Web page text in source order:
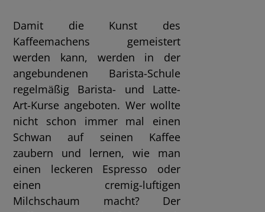
Damit die Kunst des
Kaffeemachens gemeistert
werden kann, werden in der
angebundenen Barista-Schule
regelmäßig Barista- und Latte-
Art-Kurse angeboten. Wer wollte
nicht schon immer mal einen
Schwan auf seinen Kaffee
zaubern und lernen, wie man
einen leckeren Espresso oder
einen cremig-luftigen
Milchschaum macht? Der